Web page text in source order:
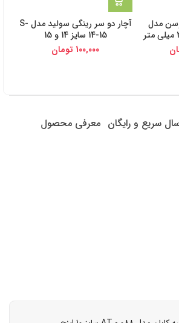
مدل
آچار دو سر رینگی سولید مدل S-
14-15 سایز 14 و 15
100,000 تومان
سریع و رایگان معرفی محصول